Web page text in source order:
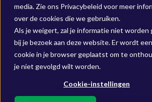
media. Zie ons Privacybeleid voor meer
over de cookies die we gebruiken.
Als je weigert, zal je informatie niet worden
bij je bezoek aan deze website. Er wordt
cookie in je browser geplaatst om te
je niet gevolgd wilt worden.
Cookie-instellingen
Webinar
zelf AI-agents
met Microsoft 365
DoorMiekeop 2 jun 2026 14:19:26